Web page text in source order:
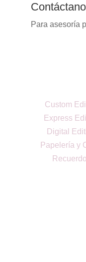
Para asesoría
Custom
Express
Digital
Papelería y